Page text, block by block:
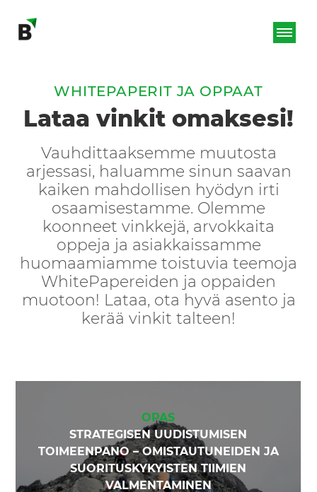
WHITEPAPERIT JA OPPAAT
Lataa vinkit omaksesi!
Vauhdittaaksemme muutosta
arjessasi, haluamme sinun saavan
kaiken mahdollisen hyödyn irti
osaamisestamme. Olemme
koonneet vinkkejä, arvokkaita
oppeja ja asiakkaissamme
huomaamiamme toistuvia teemoja
WhitePapereiden ja oppaiden
muotoon! Lataa, ota hyvä asento ja
kerää vinkit talteen!
OPAS
STRATEGISEN UUDISTUMISEN
TOIMEENPANO – OMISTAUTUNEIDEN JA
SUORITUSKYKYISTEN TIIMIEN
VALMENTAMINEN